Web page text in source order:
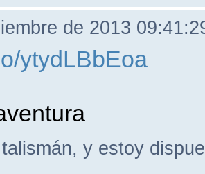
de 2013
ytydLBbEoa
y estoy